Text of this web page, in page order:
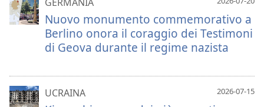
GERMANIA
Nuovo monumento commemorativo a
Berlino onora il coraggio dei Testimoni
di Geova durante il regime nazista
2026-07-15
UCRAINA